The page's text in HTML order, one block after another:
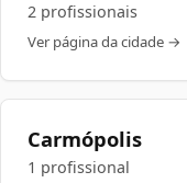
2 profissionais
Ver página da cidade →
Carmópolis
1 profissional